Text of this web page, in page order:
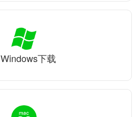
Windows下载